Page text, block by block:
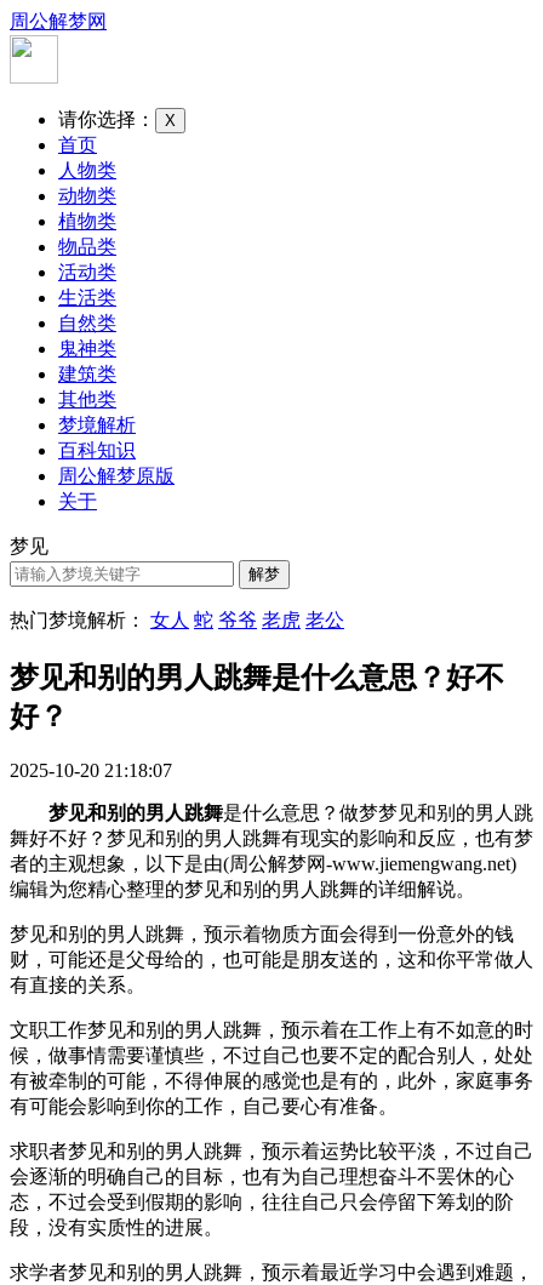
周公解梦网
请你选择： X
首页
人物类
动物类
植物类
物品类
活动类
生活类
自然类
鬼神类
建筑类
其他类
梦境解析
百科知识
周公解梦原版
关于
梦见
热门梦境解析： 女人 蛇 爷爷 老虎 老公
梦见和别的男人跳舞是什么意思？好不
好？
2025-10-20 21:18:07
梦见和别的男人跳舞是什么意思？做梦梦见和别的男人跳
舞好不好？梦见和别的男人跳舞有现实的影响和反应，也有梦
者的主观想象，以下是由(周公解梦网-www.jiemengwang.net)
编辑为您精心整理的梦见和别的男人跳舞的详细解说。
梦见和别的男人跳舞，预示着物质方面会得到一份意外的钱
财，可能还是父母给的，也可能是朋友送的，这和你平常做人
有直接的关系。
文职工作梦见和别的男人跳舞，预示着在工作上有不如意的时
候，做事情需要谨慎些，不过自己也要不定的配合别人，处处
有被牵制的可能，不得伸展的感觉也是有的，此外，家庭事务
有可能会影响到你的工作，自己要心有准备。
求职者梦见和别的男人跳舞，预示着运势比较平淡，不过自己
会逐渐的明确自己的目标，也有为自己理想奋斗不罢休的心
态，不过会受到假期的影响，往往自己只会停留下筹划的阶
段，没有实质性的进展。
求学者梦见和别的男人跳舞，预示着最近学习中会遇到难题，